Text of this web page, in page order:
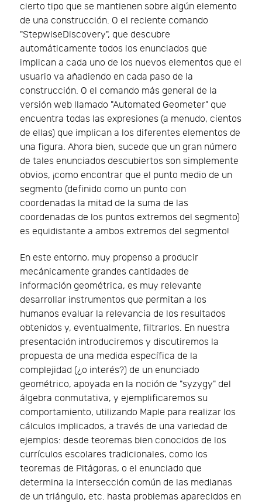
cierto tipo que se mantienen sobre algún elemento
de una construcción. O el reciente comando
"StepwiseDiscovery", que descubre
automáticamente todos los enunciados que
implican a cada uno de los nuevos elementos que el
usuario va añadiendo en cada paso de la
construcción. O el comando más general de la
versión web llamado "Automated Geometer" que
encuentra todas las expresiones (a menudo, cientos
de ellas) que implican a los diferentes elementos de
una figura. Ahora bien, sucede que un gran número
de tales enunciados descubiertos son simplemente
obvios, ¡como encontrar que el punto medio de un
segmento (definido como un punto con
coordenadas la mitad de la suma de las
coordenadas de los puntos extremos del segmento)
es equidistante a ambos extremos del segmento!
En este entorno, muy propenso a producir
mecánicamente grandes cantidades de
información geométrica, es muy relevante
desarrollar instrumentos que permitan a los
humanos evaluar la relevancia de los resultados
obtenidos y, eventualmente, filtrarlos. En nuestra
presentación introduciremos y discutiremos la
propuesta de una medida específica de la
complejidad (¿o interés?) de un enunciado
geométrico, apoyada en la noción de "syzygy" del
álgebra conmutativa, y ejemplificaremos su
comportamiento, utilizando Maple para realizar los
cálculos implicados, a través de una variedad de
ejemplos: desde teoremas bien conocidos de los
currículos escolares tradicionales, como los
teoremas de Pitágoras, o el enunciado que
determina la intersección común de las medianas
de un triángulo, etc. hasta problemas aparecidos en